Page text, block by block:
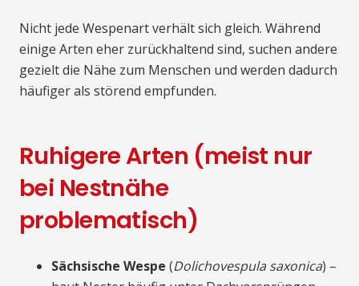
Nicht jede Wespenart verhält sich gleich. Während
einige Arten eher zurückhaltend sind, suchen andere
gezielt die Nähe zum Menschen und werden dadurch
häufiger als störend empfunden.
Ruhigere Arten (meist nur
bei Nestnähe
problematisch)
Sächsische Wespe (Dolichovespula saxonica) –